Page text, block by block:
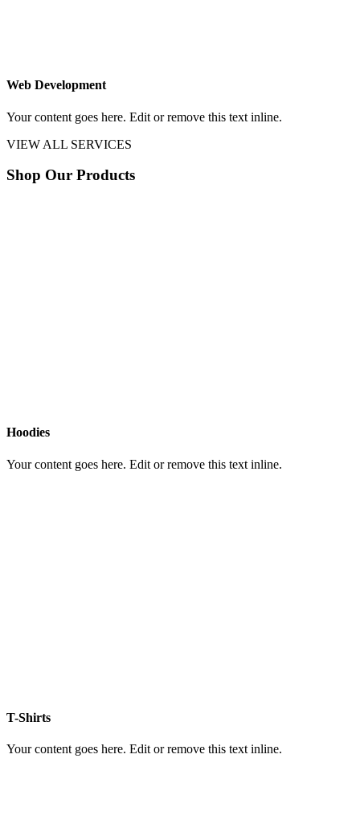
Web Development
Your content goes here. Edit or remove this text inline.
VIEW ALL SERVICES
Shop Our Products
Hoodies
Your content goes here. Edit or remove this text inline.
T-Shirts
Your content goes here. Edit or remove this text inline.